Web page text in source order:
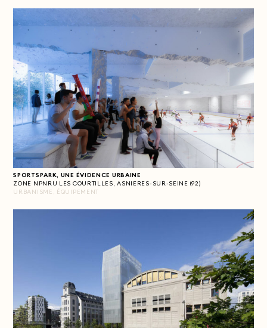
SPORTSPARK, UNE ÉVIDENCE URBAINE
ZONE NPNRU LES COURTILLES, ASNIERES-SUR-SEINE (92)
URBANISME, ÉQUIPEMENT